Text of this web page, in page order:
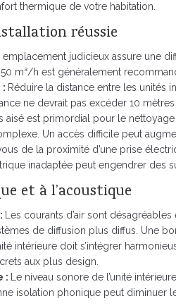
thermique de votre habitation.
réussie
emplacement judicieux assure une
m³/h est généralement
: Réduire la distance entre les unités
ne devrait pas excéder 10
aisé est primordial pour le
Un accès difficile peut
de la proximité d’une prise
inadaptée peut engendrer des
et à l’acoustique
Les courants d’air sont
de diffusion plus diffus. Une
intérieure doit s’intégrer
aux plus design.
:
Le niveau sonore de l’unité
isolation phonique peut diminuer